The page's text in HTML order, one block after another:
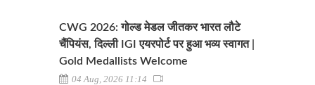
CWG 2026: गोल्ड मेडल जीतकर भारत लौटे
चैंपियंस, दिल्ली IGI एयरपोर्ट पर हुआ भव्य स्वागत |
Gold Medallists Welcome
04 Aug, 2026 11:14